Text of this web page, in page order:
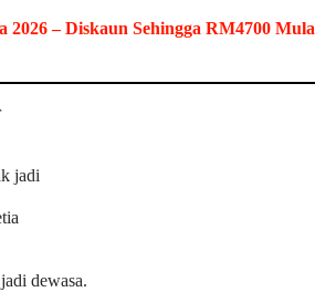
– Diskaun Sehingga RM4700
jadi
dewasa.